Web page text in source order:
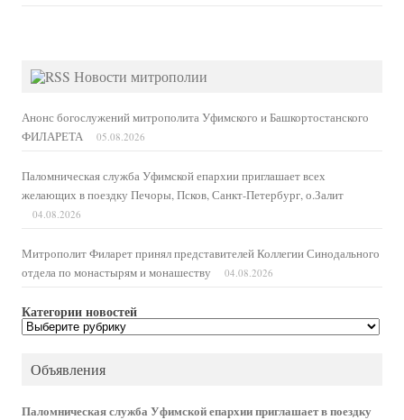
Новости митрополии
Анонс богослужений митрополита Уфимского и Башкортостанского
ФИЛАРЕТА
05.08.2026
Паломническая служба Уфимской епархии приглашает всех
желающих в поездку Печоры, Псков, Санкт-Петербург, о.Залит
04.08.2026
Митрополит Филарет принял представителей Коллегии Синодального
отдела по монастырям и монашеству
04.08.2026
Категории новостей
Категории
новостей
Объявления
Паломническая служба Уфимской епархии приглашает в поездку